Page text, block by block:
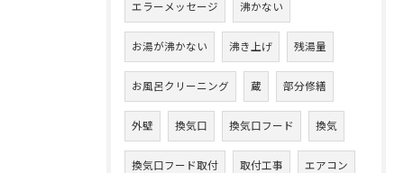
エラーメッセージ 沸かない
お湯が沸かない 沸き上げ 残湯量
お風呂クリーニング 蔵 部分修繕
外壁 換気口 換気口フード 換気
換気口フード取付 取付工事 エアコン